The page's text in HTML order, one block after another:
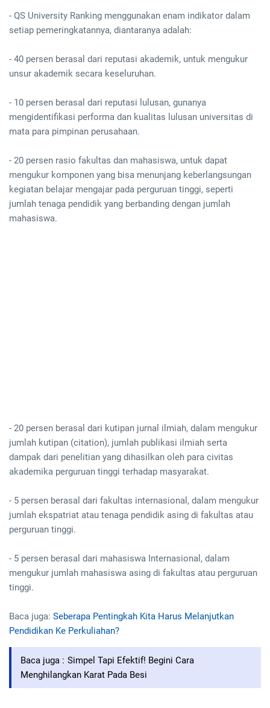
- QS University Ranking menggunakan enam indikator dalam
setiap pemeringkatannya, diantaranya adalah:
- 40 persen berasal dari reputasi akademik, untuk mengukur
unsur akademik secara keseluruhan.
- 10 persen berasal dari reputasi lulusan, gunanya
mengidentifikasi performa dan kualitas lulusan universitas di
mata para pimpinan perusahaan.
- 20 persen rasio fakultas dan mahasiswa, untuk dapat
mengukur komponen yang bisa menunjang keberlangsungan
kegiatan belajar mengajar pada perguruan tinggi, seperti
jumlah tenaga pendidik yang berbanding dengan jumlah
mahasiswa.
- 20 persen berasal dari kutipan jurnal ilmiah, dalam mengukur
jumlah kutipan (citation), jumlah publikasi ilmiah serta
dampak dari penelitian yang dihasilkan oleh para civitas
akademika perguruan tinggi terhadap masyarakat.
- 5 persen berasal dari fakultas internasional, dalam mengukur
jumlah ekspatriat atau tenaga pendidik asing di fakultas atau
perguruan tinggi.
- 5 persen berasal dari mahasiswa Internasional, dalam
mengukur jumlah mahasiswa asing di fakultas atau perguruan
tinggi.
Baca juga: Seberapa Pentingkah Kita Harus Melanjutkan
Pendidikan Ke Perkuliahan?
Baca juga : Simpel Tapi Efektif! Begini Cara
Menghilangkan Karat Pada Besi